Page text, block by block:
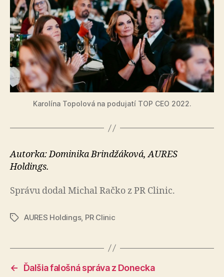
Karolína Topolová na podujatí TOP CEO 2022.
Autorka: Dominika Brindžáková, AURES
Holdings.
Správu dodal Michal Račko z PR Clinic.
ZnačkyAURES Holdings, PR Clinic
←
Ďalšia falošná správa z Donecka